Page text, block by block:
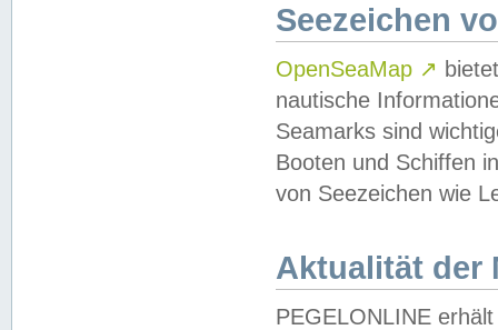
Seezeichen
OpenSeaMap ↗
nautische
Seamarks sind
Booten und Schiffen
von Seezeichen wie
Aktualität der
PEGELONLINE